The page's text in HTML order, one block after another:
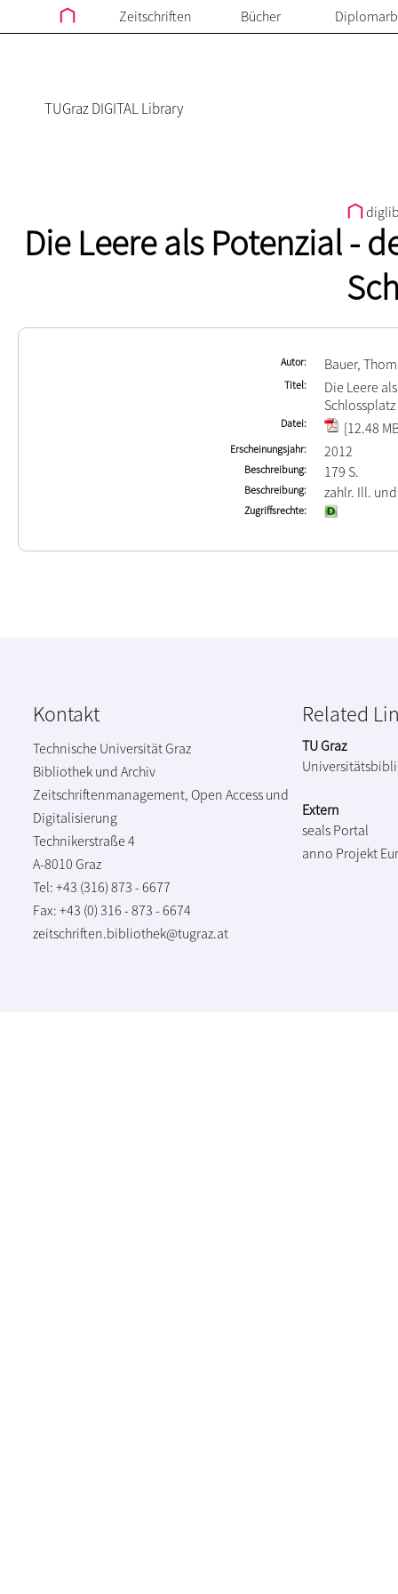
Zeitschriften Bücher
TUGraz DIGITAL Library
Die Leere als Potenzial -
Autor Bauer,
Titel
Die Leere
Schlossplatz
Datei [12.48
Erscheinungsjahr 2012
Beschreibung 179 S.
Beschreibung zahlr. Ill.
Zugriffsrechte
Kontakt
Technische Universität Graz
Bibliothek und Archiv
Zeitschriftenmanagement, Open Access und
Digitalisierung
Technikerstraße 4
A-8010 Graz
Tel: +43 (316) 873 - 6677
Fax: +43 (0) 316 - 873 - 6674
zeitschriften.bibliothek@tugraz.at
Related
TU Graz
Extern
seals Portal
anno Projekt